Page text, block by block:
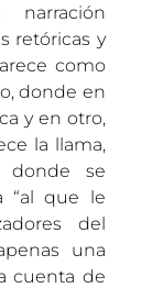
retóricas y
como
donde en
y en otro,
la llama,
donde se
“al que le
del
una
cuenta de